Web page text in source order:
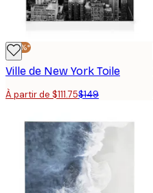
-25%*
Ville de New York Toile
À partir de $111.75$149